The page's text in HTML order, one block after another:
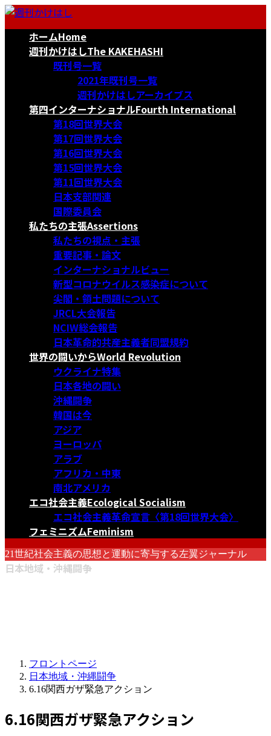
コ
ナ
ホームHome
週刊かけはしThe KAKEHASHI
既刊号一覧
2021年既刊号一覧
週刊かけはしアーカイブス
第四インターナショナルFourth International
第18回世界大会
第17回世界大会
第16回世界大会
第15回世界大会
第11回世界大会
日本支部関連
国際委員会
私たちの主張Assertions
私たちの視点・主張
重要記事・論文
インターナショナルビュー
新型コロナウイルス感染症について
尖閣・領土問題について
JRCL大会報告
NCIW総会報告
日本革命的共産主義者同盟規約
世界の闘いからWorld Revolution
ウクライナ特集
日本各地の闘い
沖縄闘争
韓国は今
アジア
ヨーロッパ
アラブ
アフリカ・中東
南北アメリカ
エコ社会主義Ecological Socialism
エコ社会主義革命宣言〈第18回世界大会〉
フェミニズムFeminism
21世紀社会主義の思想と運動に寄与する左翼ジャーナル
日本地域・沖縄闘争
フロントページ
日本地域・沖縄闘争
6.16関西ガザ緊急アクション
6.16関西ガザ緊急アクション